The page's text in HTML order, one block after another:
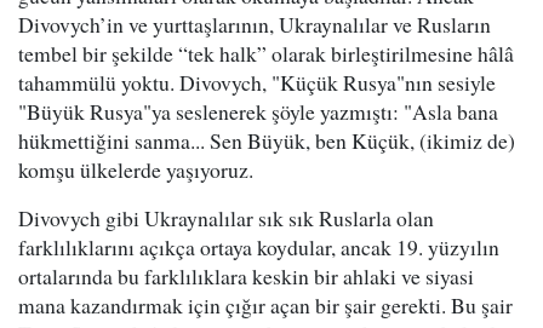
Divovych’in ve yurttaşlarının, Ukraynalılar ve Rusların
tembel bir şekilde “tek halk” olarak birleştirilmesine hâlâ
tahammülü yoktu. Divovych, "Küçük Rusya"nın sesiyle
"Büyük Rusya"ya seslenerek şöyle yazmıştı: "Asla bana
hükmettiğini sanma... Sen Büyük, ben Küçük, (ikimiz de)
komşu ülkelerde yaşıyoruz.
Divovych gibi Ukraynalılar sık sık Ruslarla olan
farklılıklarını açıkça ortaya koydular, ancak 19. yüzyılın
ortalarında bu farklılıklara keskin bir ahlaki ve siyasi
mana kazandırmak için çığır açan bir şair gerekti. Bu şair